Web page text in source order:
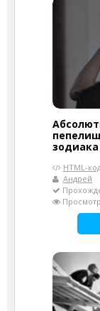
зодиака
HTML-
Андрей